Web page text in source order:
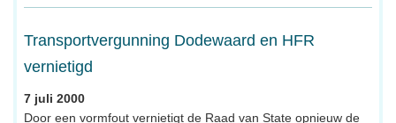
Transportvergunning Dodewaard en HFR
vernietigd
7 juli 2000
Door een vormfout vernietigt de Raad van State opnieuw de